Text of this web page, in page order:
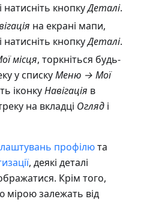
натисніть кнопкуДеталі.
на екрані мапи,
натисніть кнопкуДеталі.
місця, торкніться будь-
у спискуМеню → Мої
іконкуНавігація в
на вкладці Огляд і
профілюта
, деякі деталі
Крім того,
мірою залежать від